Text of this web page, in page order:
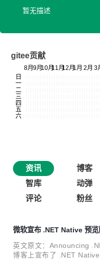
暂无描述
gitee贡献
资讯 博客
智库
动弹
评论
粉丝
微软宣布 .NET Native 预
英文原文：Announcing
博客上宣布了 .NET